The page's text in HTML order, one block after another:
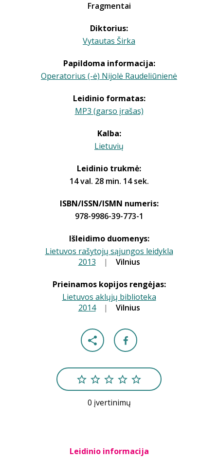
Fragmentai
Diktorius:
Vytautas Širka
Papildoma informacija:
Operatorius (-ė) Nijolė Raudeliūnienė
Leidinio formatas:
MP3 (garso įrašas)
Kalba:
Lietuvių
Leidinio trukmė:
14 val. 28 min. 14 sek.
ISBN/ISSN/ISMN numeris:
978-9986-39-773-1
Išleidimo duomenys:
Lietuvos rašytojų sąjungos leidykla
2013 | Vilnius
Prieinamos kopijos rengėjas:
Lietuvos aklųjų biblioteka
2014 | Vilnius
0 įvertinimų
Leidinio informacija